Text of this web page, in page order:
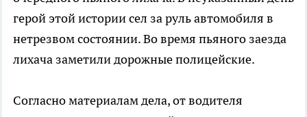
герой этой истории сел за руль автомобиля в
нетрезвом состоянии. Во время пьяного заезда
лихача заметили дорожные полицейские.
Согласно материалам дела, от водителя